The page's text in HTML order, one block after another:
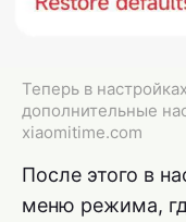
Теперь в
дополнительные
xiaomitime.com
После этого в
меню режима,